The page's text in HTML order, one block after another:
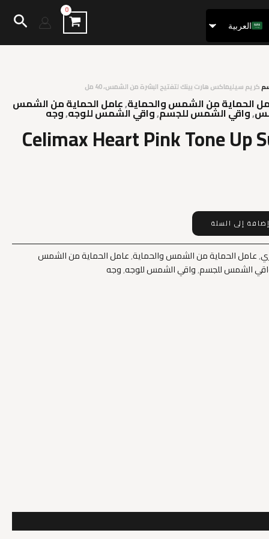
العربية
Français
كريم سيليماكس هارت بينك لتفتيح البشرة من الشمس، 40 مل
الحماية من الشمس والحماية,عامل الحماية من الشمس
,واقي الشمس للجسم,واقي الشمس للوجه,وجه
Celimax Heart Pink Tone Up
إلى السلة
,عامل الحماية من الشمس والحماية,عامل الحماية من الشمس
الشمس للجسم,واقي الشمس للوجه,وجه